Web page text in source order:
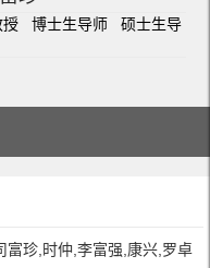
授 博士生导师 硕士生导
富珍,时仲,李富强,康兴,罗卓